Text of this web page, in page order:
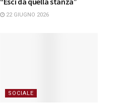
22 GIUGNO 2026
SOCIALE